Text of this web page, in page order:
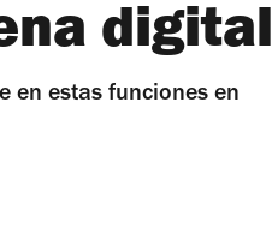
digital
en estas funciones en